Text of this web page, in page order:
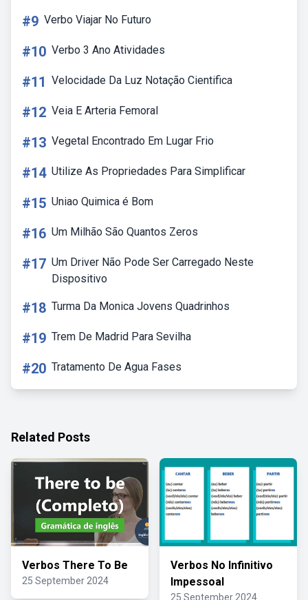
#9 Verbo Viajar No Futuro
#10 Verbo 3 Ano Atividades
#11 Velocidade Da Luz Notação Cientifica
#12 Veia E Arteria Femoral
#13 Vegetal Encontrado Em Lugar Frio
#14 Utilize As Propriedades Para Simplificar
#15 Uniao Quimica é Bom
#16 Um Milhão São Quantos Zeros
#17 Um Driver Não Pode Ser Carregado Neste
Dispositivo
#18 Turma Da Monica Jovens Quadrinhos
#19 Trem De Madrid Para Sevilha
#20 Tratamento De Agua Fases
Related Posts
Verbos There To Be
25 September 2024
Verbos No Infinitivo
Impessoal
25 September 2024